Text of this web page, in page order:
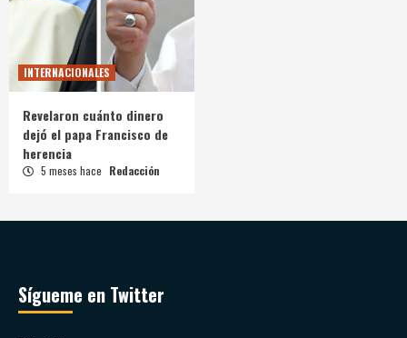
INTERNACIONALES
Revelaron cuánto dinero
dejó el papa Francisco de
herencia
5 meses hace Redacción
Sígueme en Twitter